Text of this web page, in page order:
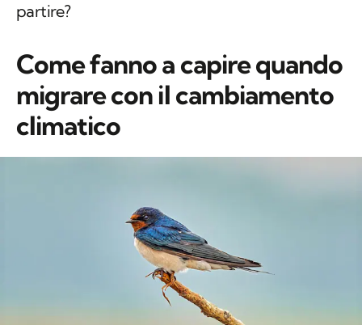
partire?
Come fanno a capire quando
migrare con il cambiamento
climatico